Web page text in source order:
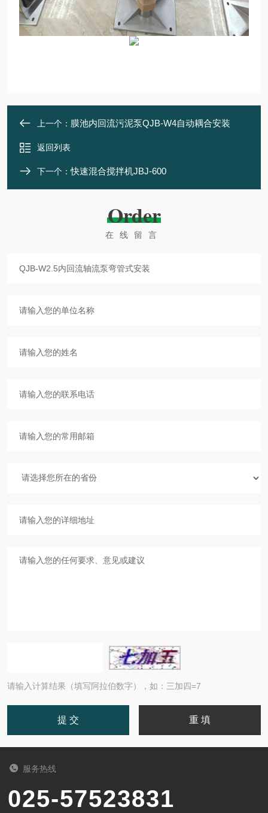
上一个： 膜池内回流污泥泵QJB-W4自动耦合安装
返回列表
下一个：快速混合搅拌机JBJ-600
Order
在线留言
请输入计算结果（填写阿拉伯数字），如：三加四=7
服务热线
025-57523831